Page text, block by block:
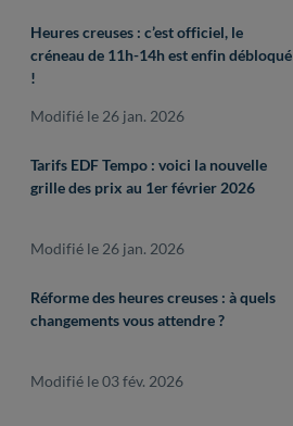
Heures creuses : c’est officiel, le
créneau de 11h-14h est enfin débloqué
!
Modifié le 26 jan. 2026
Tarifs EDF Tempo : voici la nouvelle
grille des prix au 1er février 2026
Modifié le 26 jan. 2026
Réforme des heures creuses : à quels
changements vous attendre ?
Modifié le 03 fév. 2026